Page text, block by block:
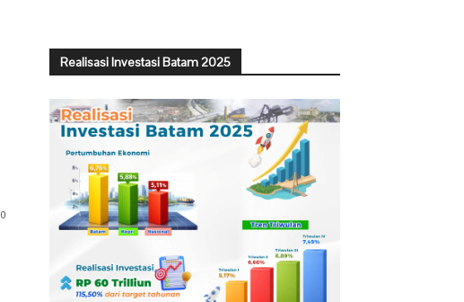
0
Realisasi Investasi Batam 2025